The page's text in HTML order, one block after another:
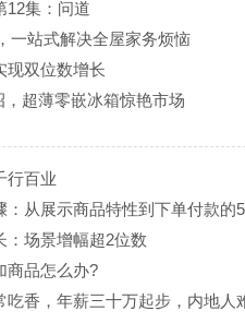
12集：问道
一站式解决全屋家务烦恼
现双位数增长
超薄零嵌冰箱惊艳市场
行百业
：从展示商品特性到下单付款的
：场景增幅超2位数
商品怎么办?
吃香，年薪三十万起步，内地人